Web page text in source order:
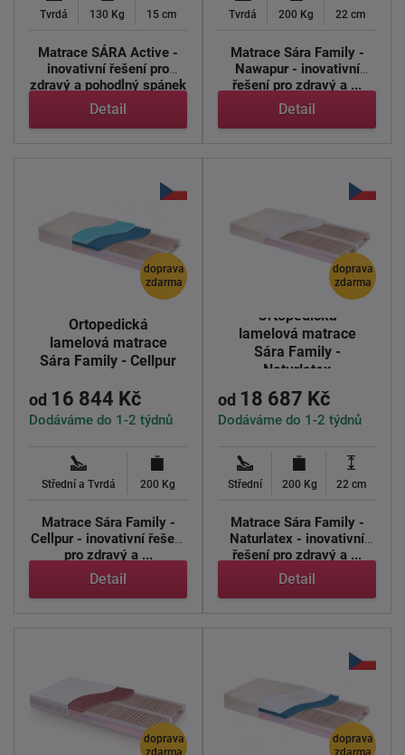
Tvrdá 130 Kg 15 cm
Matrace SÁRA Active -
inovativní řešení pro
zdravý a pohodlný spánek
...
Detail
Tvrdá 200 Kg 22 cm
Matrace Sára Family -
Nawapur - inovativní
řešení pro zdravý a ...
Detail
doprava
zdarma
Ortopedická
lamelová matrace
Sára Family - Cellpur
od 16 844 Kč
Dodáváme do 1-2 týdnů
Střední a Tvrdá 200 Kg
Matrace Sára Family -
Cellpur - inovativní řešení
pro zdravý a ...
Detail
doprava
zdarma
Ortopedická
lamelová matrace
Sára Family -
Naturlatex
od 18 687 Kč
Dodáváme do 1-2 týdnů
Střední 200 Kg 22 cm
Matrace Sára Family -
Naturlatex - inovativní
řešení pro zdravý a ...
Detail
doprava
zdarma
doprava
zdarma